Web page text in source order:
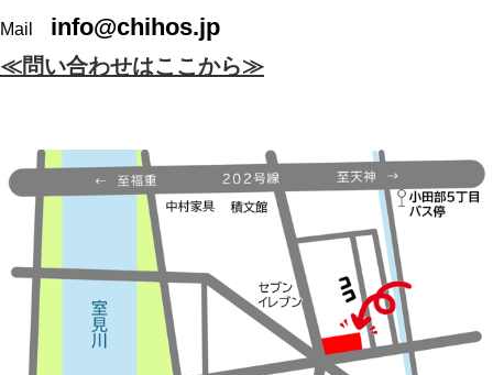
Mail info@chihos.jp
≪問い合わせはここから≫